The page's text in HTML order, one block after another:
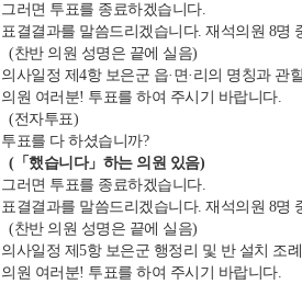
그러면 투표를 종료하겠습니다.
표결결과를 말씀드리겠습니다. 재석의원 8명
(찬반 의원 성명은 끝에 실음)
의사일정 제4항 보은군 읍·면·리의 명칭과
의원 여러분! 투표를 하여 주시기 바랍니다.
(전자투표)
투표를 다 하셨습니까?
(「했습니다」하는 의원 있음)
그러면 투표를 종료하겠습니다.
표결결과를 말씀드리겠습니다. 재석의원 8명
(찬반 의원 성명은 끝에 실음)
의사일정 제5항 보은군 행정리 및 반 설치 조
의원 여러분! 투표를 하여 주시기 바랍니다.